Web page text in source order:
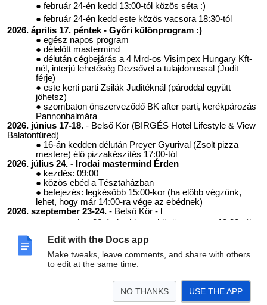
Edit with the Docs app
Make tweaks, leave comments, and share with others
to edit at the same time.
NO THANKS USE THE APP
február 24-én kedd 13:00-tól közös séta :)
február 24-én kedd este közös vacsora 18:30-tól
2026. április 17. péntek - Győri különprogram :)
egész napos program
délelőtt mastermind
délután cégbejárás a 4 Mrd-os Visimpex Hungary Kft-
nél, interjú lehetőség Dezsővel a tulajdonossal (Judit
férje)
este kerti parti Zsilák Juditéknál (pároddal együtt
jöhetsz)
szombaton önszerveződő BK after parti, kerékpározás
Pannonhalmára
2026. június 17-18. - Belső Kör (BIRGÉS Hotel Lifestyle & View
Balatonfüred)
16-án kedden délután Preyer Gyurival (Zsolt pizza
mestere) élő pizzakészítés 17:00-tól
2026. július 24. - Irodai mastermind Érden
kezdés: 09:00
közös ebéd a Tésztaházban
befejezés: legkésőbb 15:00-kor (ha előbb végzünk,
lehet, hogy már 14:00-ra vége az ebédnek)
2026. szeptember 23-24. - Belső Kör - l
szeptember 22-én kedd este közös vacsora 18:30-tól
2026. október 16. -Találkozó Lillánál Békésszentandráson
egész napos program
potenciálisan ott alvással, akinek van kedve - ezt
Belső Kör - Ózon Hotel
december 1-én kedd este közös vacsora 18:30-tól